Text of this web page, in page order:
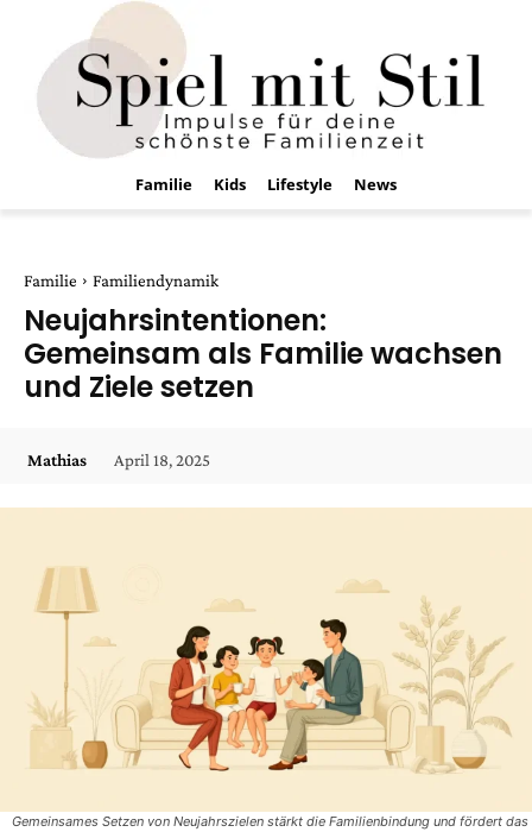
Familie Kids Lifestyle News
Familie Familiendynamik
Neujahrsintentionen:
Gemeinsam als Familie wachsen
und Ziele setzen
Mathias April 18, 2025
Gemeinsames Setzen von Neujahrszielen stärkt die Familienbindung und fördert das